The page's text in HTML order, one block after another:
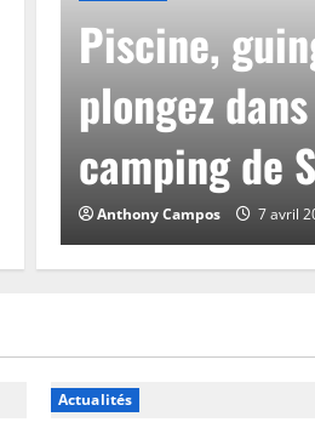
Piscine,
plongez
camping de
Anthony Campos 7 avril
Actualités